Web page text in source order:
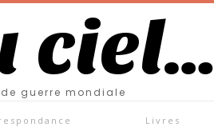
ciel…
guerre mondiale
Livres